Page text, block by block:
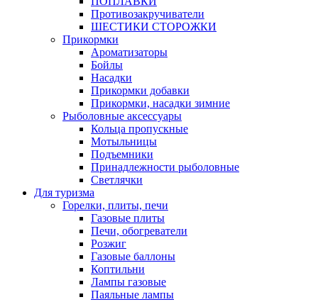
Противозакручиватели
ШЕСТИКИ СТОРОЖКИ
Прикормки
Ароматизаторы
Бойлы
Насадки
Прикормки добавки
Прикормки, насадки зимние
Рыболовные аксессуары
Кольца пропускные
Мотыльницы
Подъемники
Принадлежности рыболовные
Светлячки
Для туризма
Горелки, плиты, печи
Газовые плиты
Печи, обогреватели
Розжиг
Газовые баллоны
Коптильни
Лампы газовые
Паяльные лампы